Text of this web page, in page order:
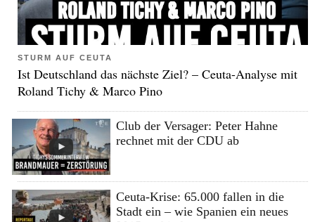
STURM AUF CEUTA
Ist Deutschland das nächste Ziel? – Ceuta-Analyse mit
Roland Tichy & Marco Pino
Club der Versager: Peter Hahne
rechnet mit der CDU ab
Ceuta-Krise: 65.000 fallen in die
Stadt ein – wie Spanien ein neues